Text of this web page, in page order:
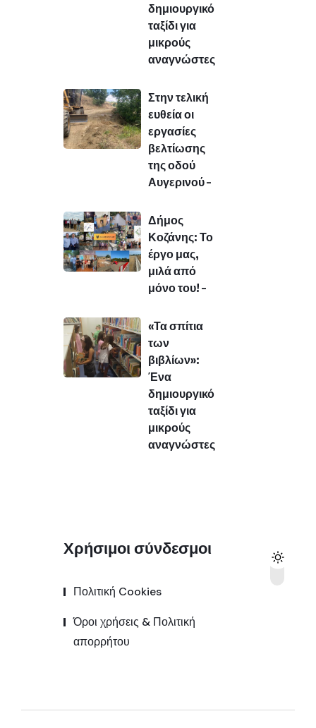
δημιουργικό
ταξίδι για
μικρούς
αναγνώστες
Στην τελική
ευθεία οι
εργασίες
βελτίωσης
της οδού
Αυγερινού –
Δήμος
Κοζάνης: Το
έργο μας,
μιλά από
μόνο του! –
«Τα σπίτια
των
βιβλίων»:
Ένα
δημιουργικό
ταξίδι για
μικρούς
αναγνώστες
Χρήσιμοι σύνδεσμοι
Πολιτική Cookies
Όροι χρήσεις & Πολιτική
απορρήτου